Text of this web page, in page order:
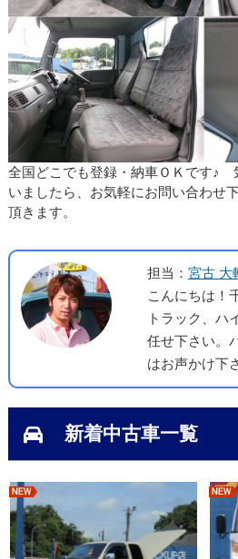
全国どこでも登録・納車ＯＫです♪
いましたら、お気軽にお問い合わせ
頂きます。
担当： 宮古 大
こんにちは！
トラック、ハ
任せ下さい。
はお声かけ下
新着中古車一覧